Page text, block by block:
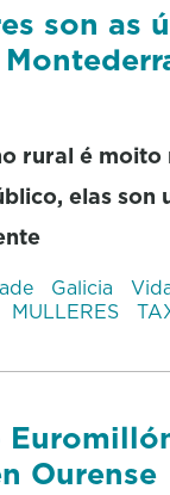
son as
rural é moito
elas son
Galicia
MULLERES
Ourense